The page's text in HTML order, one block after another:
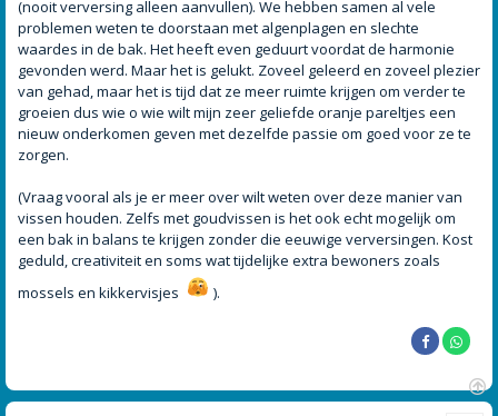
(nooit verversing alleen aanvullen). We hebben samen al vele
problemen weten te doorstaan met algenplagen en slechte
waardes in de bak. Het heeft even geduurt voordat de harmonie
gevonden werd. Maar het is gelukt. Zoveel geleerd en zoveel plezier
van gehad, maar het is tijd dat ze meer ruimte krijgen om verder te
groeien dus wie o wie wilt mijn zeer geliefde oranje pareltjes een
nieuw onderkomen geven met dezelfde passie om goed voor ze te
zorgen.
(Vraag vooral als je er meer over wilt weten over deze manier van
vissen houden. Zelfs met goudvissen is het ook echt mogelijk om
een bak in balans te krijgen zonder die eeuwige verversingen. Kost
geduld, creativiteit en soms wat tijdelijke extra bewoners zoals
mossels en kikkervisjes
).
O